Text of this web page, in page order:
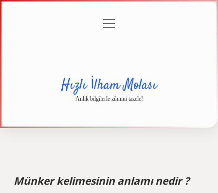
menüyü
Hızlı İlham Molası
Anlık bilgilerle zihnini tazele!
Münker kelimesinin anlamı nedir ?